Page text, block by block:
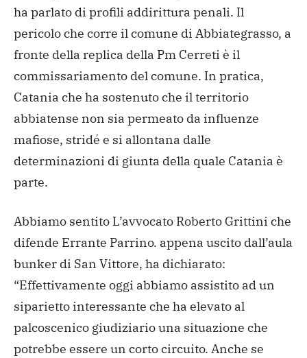
ha parlato di profili addirittura penali. Il
pericolo che corre il comune di Abbiategrasso, a
fronte della replica della Pm Cerreti è il
commissariamento del comune. In pratica,
Catania che ha sostenuto che il territorio
abbiatense non sia permeato da influenze
mafiose, stridé e si allontana dalle
determinazioni di giunta della quale Catania è
parte.
Abbiamo sentito L’avvocato Roberto Grittini che
difende Errante Parrino. appena uscito dall’aula
bunker di San Vittore, ha dichiarato:
“Effettivamente oggi abbiamo assistito ad un
siparietto interessante che ha elevato al
palcoscenico giudiziario una situazione che
potrebbe essere un corto circuito. Anche se